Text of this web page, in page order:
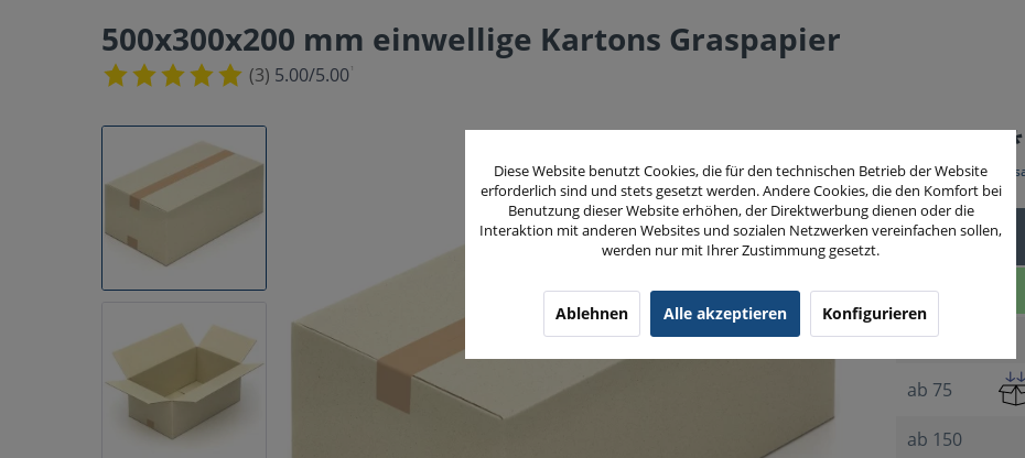
500x300x200 mm einwellige Kartons Graspapier
(3) 5.00/5.00¹
34,00 € *
Menge
ab25
ab50
ab 75
ab 150
inkl. MwSt.zzgl.
Diese Website benutzt Cookies, die für den technischen Betrieb der Website
erforderlich sind und stets gesetzt werden. Andere Cookies, die den Komfort bei
Benutzung dieser Website erhöhen, der Direktwerbung dienen oder die
Interaktion mit anderen Websites und sozialen Netzwerken vereinfachen sollen,
werden nur mit Ihrer Zustimmung gesetzt.
Ablehnen Alle akzeptieren Konfigurieren